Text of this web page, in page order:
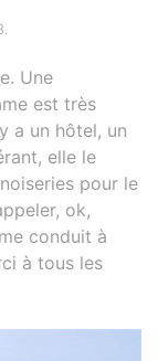
Une
est très
a un hôtel, un
elle le
pour le
ok,
conduit à
à tous les